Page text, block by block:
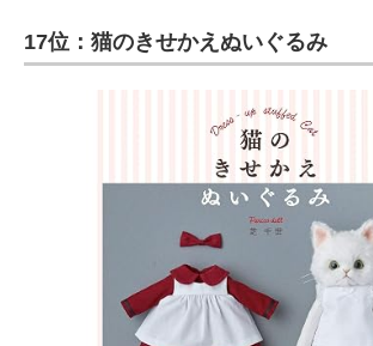
17位：猫のきせかえぬいぐるみ